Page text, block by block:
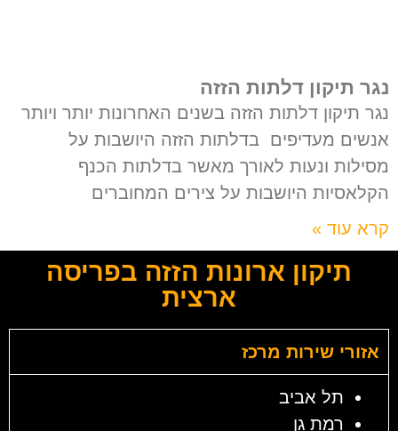
נגר תיקון דלתות הזזה
נגר תיקון דלתות הזזה בשנים האחרונות יותר ויותר
אנשים מעדיפים בדלתות הזזה היושבות על
מסילות ונעות לאורך מאשר בדלתות הכנף
הקלאסיות היושבות על צירים המחוברים
קרא עוד »
תיקון ארונות הזזה בפריסה
ארצית
אזורי שירות מרכז
תל אביב
רמת גן